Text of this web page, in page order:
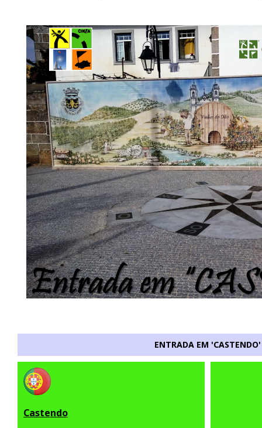
ENTRADA EM 'CASTENDO'
Castendo